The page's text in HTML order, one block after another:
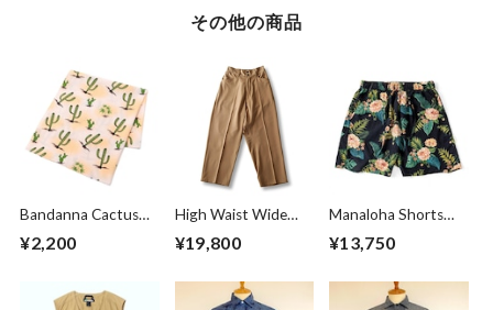
その他の商品
Bandanna Cactus
Beige
¥2,200
High Waist Wide
Work Trousers
Beige
¥19,800
Manaloha Shorts
Navy
¥13,750